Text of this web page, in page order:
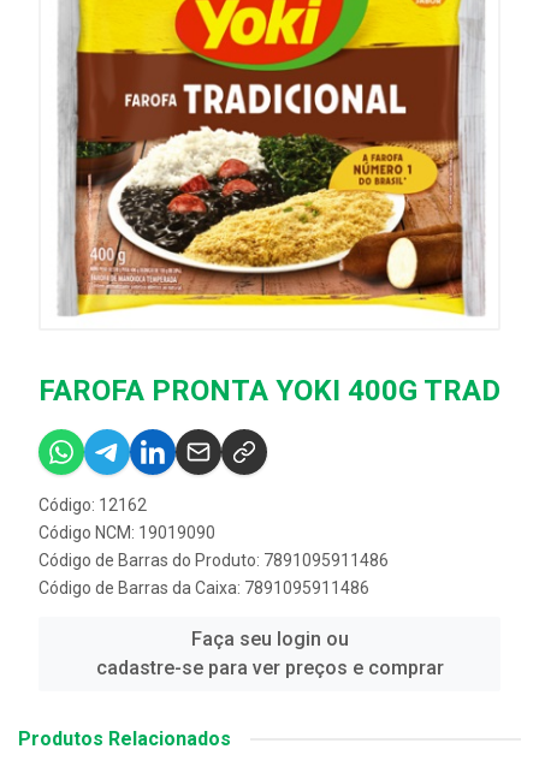
FAROFA PRONTA YOKI 400G TRAD
Código: 12162
Código NCM: 19019090
Código de Barras do Produto: 7891095911486
Código de Barras da Caixa: 7891095911486
Faça seu login ou
cadastre-se para ver preços e comprar
Produtos Relacionados